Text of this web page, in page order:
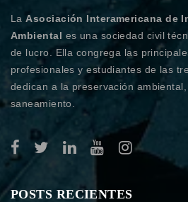
LaAsociación Interamericana de
Ambiental es una sociedad civil
de lucro. Ella congrega las
profesionales y estudiantes de las
dedican a la preservación
saneamiento.
POSTS RECIENTES